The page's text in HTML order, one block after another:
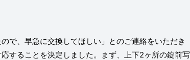
で、早急に交換してほしい」とのご連絡をいただき
することを決定しました。まず、上下2ヶ所の錠前写